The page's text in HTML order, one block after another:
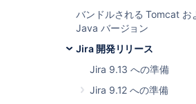
バンドルされる Tomcat お
Java バージョン
Jira 開発リリース
Jira 9.13 への準備
Jira 9.12 への準備
Jira でのユーザーの匿名化を元に
ません。失敗した場合や中断さ
も、ユーザーは部分的に匿名化
化を開始する前のようにそのユ
匿名化することはできません。
されたユーザーを見つけて匿名
法について説明します。